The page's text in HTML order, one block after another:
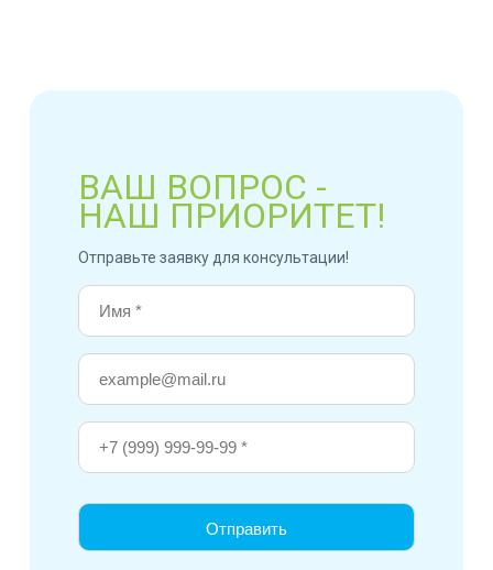
ВАШ ВОПРОС -
НАШ ПРИОРИТЕТ!
Отправьте заявку для консультации!